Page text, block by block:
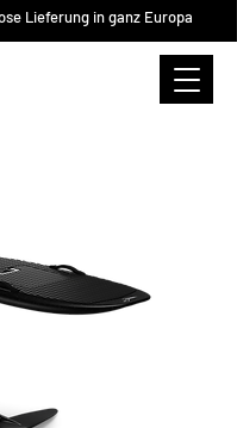
Lieferung in ganz Europa